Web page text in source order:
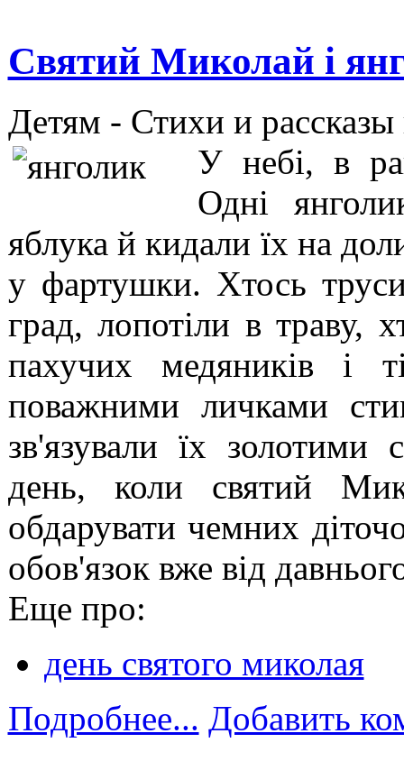
Святий Миколай і
Детям - Стихи и
У небі, в
Одні
яблука й кидали їх на
у фартушки. Хтось
град, лопотіли в траву,
пахучих медяників і
поважними личками
зв'язували їх
день, коли святий
обдарувати чемних
обов'язок вже від
Еще про:
день святого миколая
Подробнее... Добавить